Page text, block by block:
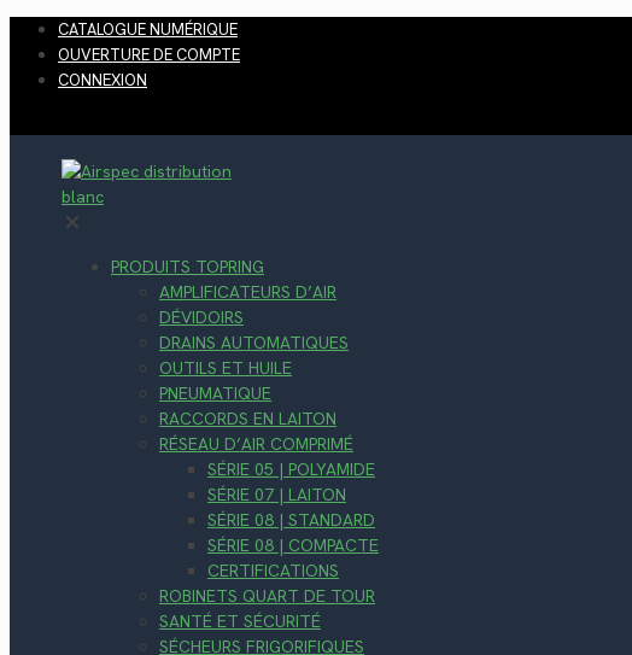
CATALOGUE NUMÉRIQUE
OUVERTURE DE COMPTE
CONNEXION
✕
PRODUITS TOPRING
AMPLIFICATEURS D’AIR
DÉVIDOIRS
DRAINS AUTOMATIQUES
OUTILS ET HUILE
PNEUMATIQUE
RACCORDS EN LAITON
RÉSEAU D’AIR COMPRIMÉ
SÉRIE 05 | POLYAMIDE
SÉRIE 07 | LAITON
SÉRIE 08 | STANDARD
SÉRIE 08 | COMPACTE
CERTIFICATIONS
ROBINETS QUART DE TOUR
SANTÉ ET SÉCURITÉ
SÉCHEURS FRIGORIFIQUES